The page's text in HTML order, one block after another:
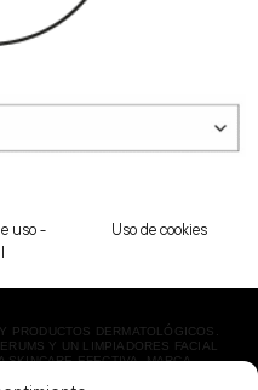
uso -
Uso de cookies
PRODUCTOS DERMATOLÓGICOS.
Y UN LIMPIADORES FACIAL
SKINCARE EFECTIVA. MARCA